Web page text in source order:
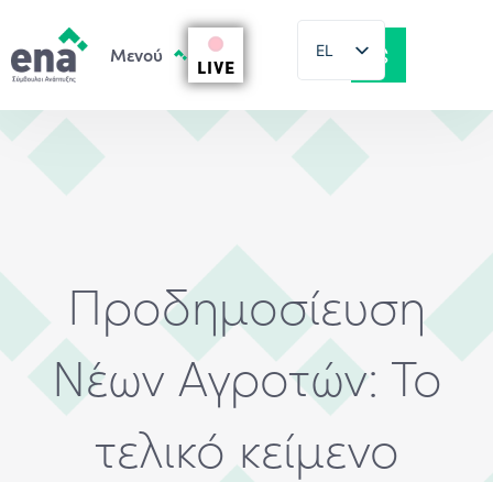
LIVE
EL
EN
Προδημοσίευση
Νέων Αγροτών: Το
τελικό κείμενο